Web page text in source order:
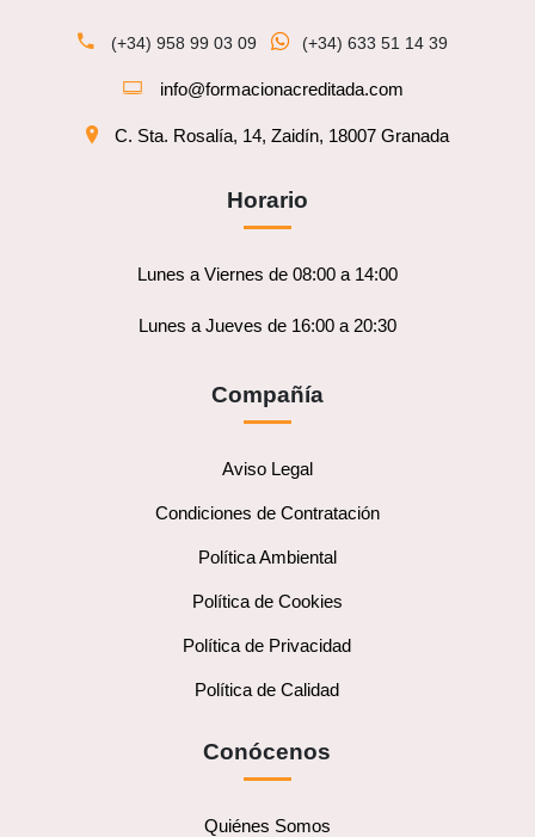
(+34) 958 99 03 09 (+34) 633 51 14 39
info@formacionacreditada.com
C. Sta. Rosalía, 14, Zaidín, 18007 Granada
Horario
Lunes a Viernes de 08:00 a 14:00
Lunes a Jueves de 16:00 a 20:30
Compañía
Aviso Legal
Condiciones de Contratación
Política Ambiental
Política de Cookies
Política de Privacidad
Política de Calidad
Conócenos
Quiénes Somos